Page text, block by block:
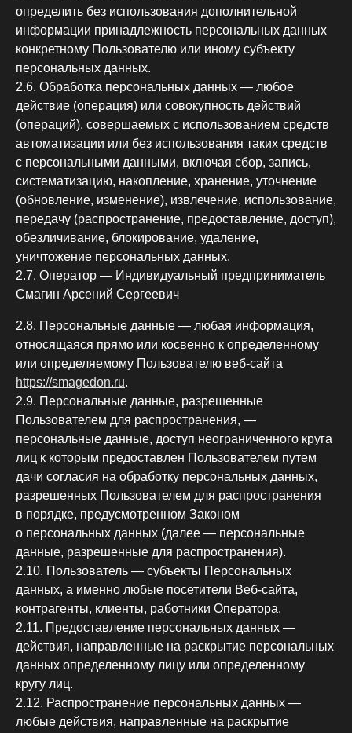
определить без использования дополнительной
информации принадлежность персональных данных
конкретному Пользователю или иному субъекту
персональных данных.
2.6. Обработка персональных данных — любое
действие (операция) или совокупность действий
(операций), совершаемых с использованием средств
автоматизации или без использования таких средств
с персональными данными, включая сбор, запись,
систематизацию, накопление, хранение, уточнение
(обновление, изменение), извлечение, использование,
передачу (распространение, предоставление, доступ),
обезличивание, блокирование, удаление,
уничтожение персональных данных.
2.7. Оператор — Индивидуальный предприниматель
Смагин Арсений Сергеевич
2.8. Персональные данные — любая информация,
относящаяся прямо или косвенно к определенному
или определяемому Пользователю веб-сайта
https://smagedon.ru.
2.9. Персональные данные, разрешенные
Пользователем для распространения, —
персональные данные, доступ неограниченного круга
лиц к которым предоставлен Пользователем путем
дачи согласия на обработку персональных данных,
разрешенных Пользователем для распространения
в порядке, предусмотренном Законом
о персональных данных (далее — персональные
данные, разрешенные для распространения).
2.10. Пользователь — субъекты Персональных
данных, а именно любые посетители Веб-сайта,
контрагенты, клиенты, работники Оператора.
2.11. Предоставление персональных данных —
действия, направленные на раскрытие персональных
данных определенному лицу или определенному
кругу лиц.
2.12. Распространение персональных данных —
любые действия, направленные на раскрытие